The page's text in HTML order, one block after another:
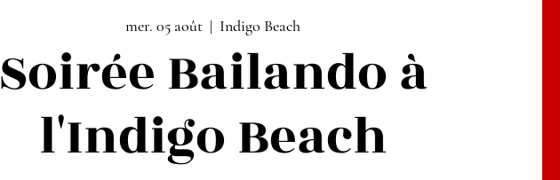
mer. 05 août
  |
Indigo Beach
Soirée Bailando à
l'Indigo Beach